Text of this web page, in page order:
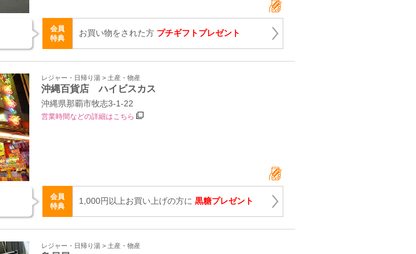
会員
特典
お買い物をされた方 プチギフトプレゼント
レジャー・日帰り湯 > 土産・物産
沖縄百貨店 ハイビスカス
沖縄県那覇市牧志3‐1‐22
営業時間などの詳細はこちら
会員
特典
1,000円以上お買い上げの方に 黒糖プレゼント
レジャー・日帰り湯 > 土産・物産